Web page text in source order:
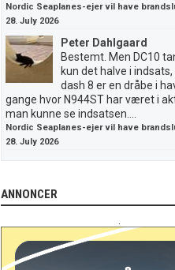
Nordic Seaplanes-ejer vil have
28. July 2026
Peter Dahlgaard
Bestemt. Men DC10
kun det halve i
dash 8 er en dråbe i
gange hvor N944ST har været i
man kunne se indsatsen....
Nordic Seaplanes-ejer vil have
28. July 2026
ANNONCER